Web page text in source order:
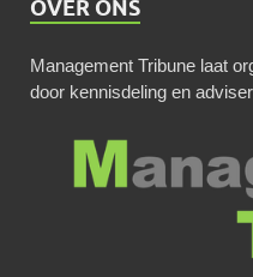
OVER ONS
Management Tribune laat
door kennisdeling en